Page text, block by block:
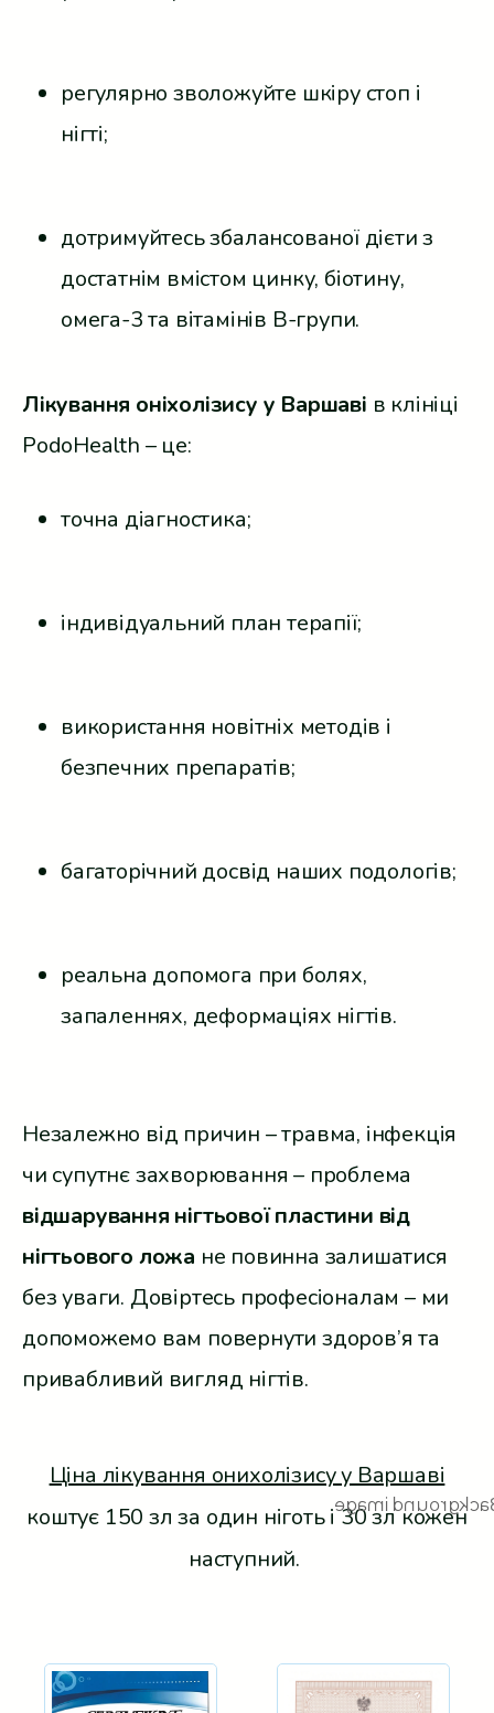
регулярно зволожуйте шкіру стоп і
нігті;
дотримуйтесь збалансованої дієти з
достатнім вмістом цинку, біотину,
омега-3 та вітамінів B-групи.
Лікування оніхолізису у Варшаві в клініці
PodoHealth – це:
точна діагностика;
індивідуальний план терапії;
використання новітніх методів і
безпечних препаратів;
багаторічний досвід наших подологів;
реальна допомога при болях,
запаленнях, деформаціях нігтів.
Незалежно від причин – травма, інфекція
чи супутнє захворювання – проблема
відшарування нігтьової пластини від
нігтьового ложа не повинна залишатися
без уваги. Довіртесь професіоналам – ми
допоможемо вам повернути здоров’я та
привабливий вигляд нігтів.
Ціна лікування онихолізису у Варшаві
коштує 150 зл за один ніготь і 30 зл кожен
наступний.